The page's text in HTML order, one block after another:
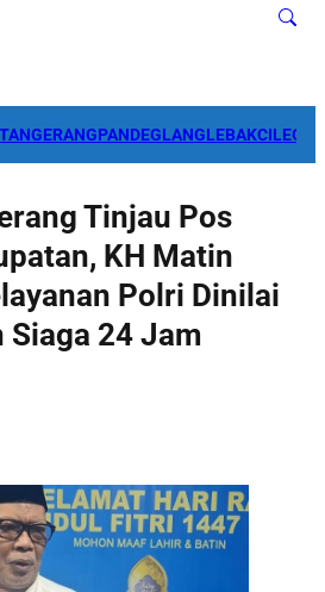
TANGERANGPANDEGLANGLEBAK
Tinjau Pos
KH Matin
Polri Dinilai
Siaga 24 Jam